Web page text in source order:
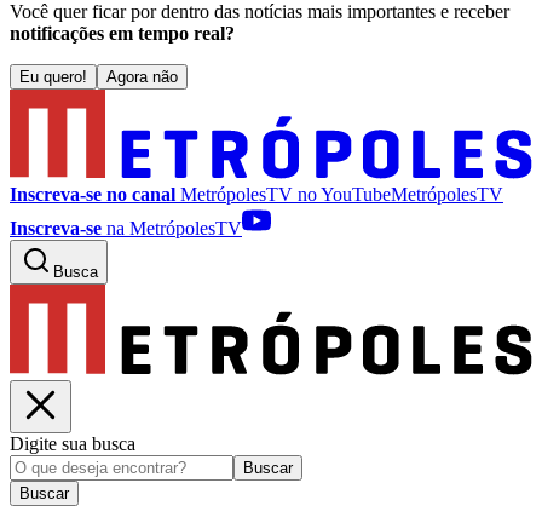
Você quer ficar por dentro das notícias mais importantes e receber
notificações em tempo real?
Eu quero! Agora não
Inscreva-se no canal MetrópolesTV noYouTubeMetrópolesTV
Inscreva-se na MetrópolesTV
Busca
Digite sua busca
Buscar
Buscar